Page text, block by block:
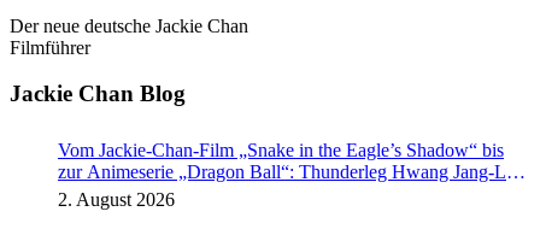
Der neue deutsche Jackie Chan
Filmführer
Jackie Chan Blog
Vom Jackie-Chan-Film „Snake in the Eagle’s Shadow“ bis
zur Animeserie „Dragon Ball“: Thunderleg Hwang Jang-Lee
tritt globale Rechteoffensive los
2. August 2026